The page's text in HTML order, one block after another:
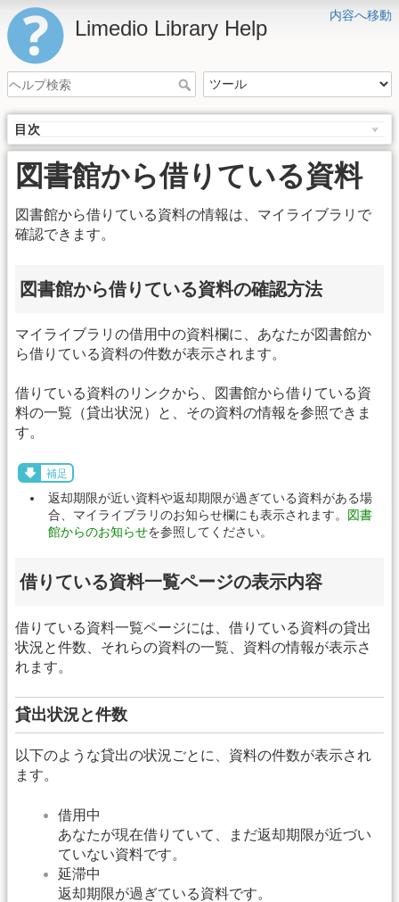
内容へ移動
Limedio Library Help
目次
図書館から借りている資料
図書館から借りている資料の情報は、マイライブラリで
確認できます。
図書館から借りている資料の確認方法
マイライブラリの借用中の資料欄に、あなたが図書館か
ら借りている資料の件数が表示されます。
借りている資料のリンクから、図書館から借りている資
料の一覧（貸出状況）と、その資料の情報を参照できま
す。
補足
返却期限が近い資料や返却期限が過ぎている資料がある場
合、マイライブラリのお知らせ欄にも表示されます。 図書
館からのお知らせを参照してください。
借りている資料一覧ページの表示内容
借りている資料一覧ページには、借りている資料の貸出
状況と件数、それらの資料の一覧、資料の情報が表示さ
れます。
貸出状況と件数
以下のような貸出の状況ごとに、資料の件数が表示され
ます。
借用中
あなたが現在借りていて、まだ返却期限が近づい
ていない資料です。
延滞中
返却期限が過ぎている資料です。